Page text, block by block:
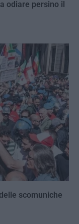
odiare persino il
scomuniche